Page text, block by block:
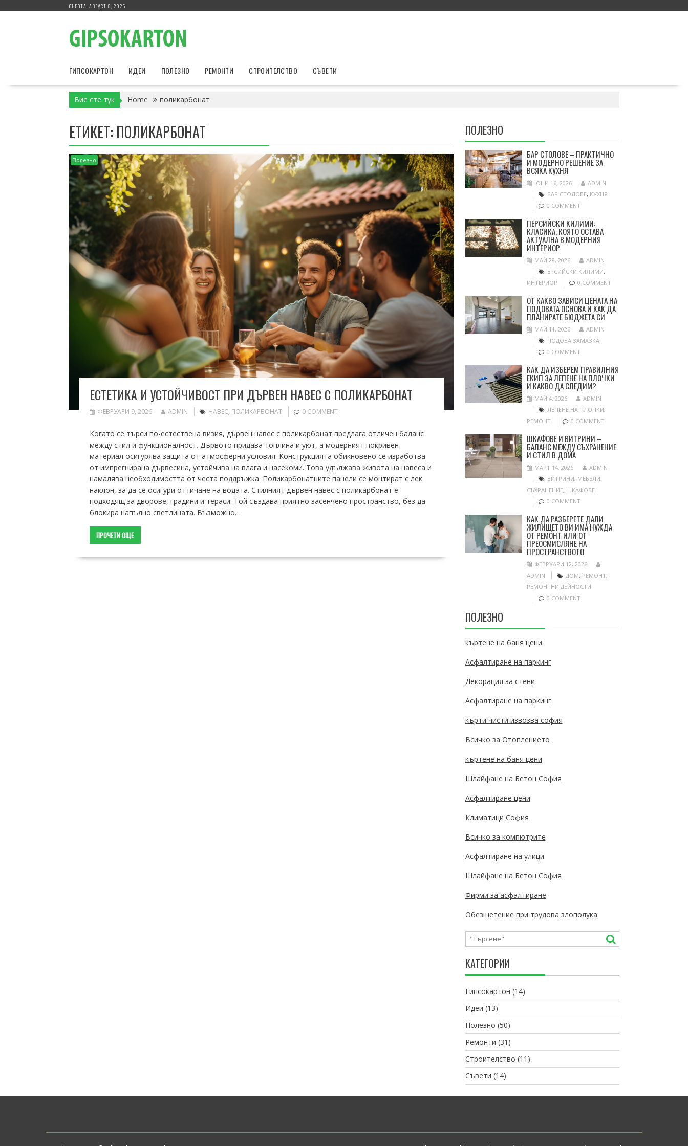
СЪБОТА, АВГУСТ 8, 2026
ГИПСОКАРТОН ИДЕИ ПОЛЕЗНО РЕМОНТИ СТРОИТЕЛСТВО СЪВЕТИ
Вие сте тук Home поликарбонат
ЕТИКЕТ: ПОЛИКАРБОНАТ
Полезно
ЕСТЕТИКА И УСТОЙЧИВОСТ ПРИ ДЪРВЕН НАВЕС С ПОЛИКАРБОНАТ
ФЕВРУАРИ 9, 2026 ADMIN НАВЕС, ПОЛИКАРБОНАТ 0 COMMENT
Когато се търси по-естествена визия, дървен навес с поликарбонат предлага отличен баланс
между стил и функционалност. Дървото придава топлина и уют, а модерният покривен
материал осигурява защита от атмосферни условия. Конструкцията обикновено се изработва
от импрегнирана дървесина, устойчива на влага и насекоми. Това удължава живота на навеса и
намалява необходимостта от честа поддръжка. Поликарбонатните панели се монтират с лек
наклон, за да се осигури оттичане на водата. Стилният дървен навес с поликарбонат е
подходящ за дворове, градини и тераси. Той създава приятно засенчено пространство, без да
блокира напълно светлината. Възможно…
ПРОЧЕТИ ОЩЕ
ПОЛЕЗНО
БАР СТОЛОВЕ – ПРАКТИЧНО
И МОДЕРНО РЕШЕНИЕ ЗА
ВСЯКА КУХНЯ
ЮНИ 16, 2026
ADMIN
БАР СТОЛОВЕ, КУХНЯ
0 COMMENT
ПЕРСИЙСКИ КИЛИМИ:
КЛАСИКА, КОЯТО ОСТАВА
АКТУАЛНА В МОДЕРНИЯ
ИНТЕРИОР
МАЙ 28, 2026
ADMIN
ЕРСИЙСКИ КИЛИМИ,
ИНТЕРИОР
0 COMMENT
ОТ КАКВО ЗАВИСИ ЦЕНАТА НА
ПОДОВАТА ОСНОВА И КАК ДА
ПЛАНИРАТЕ БЮДЖЕТА СИ
МАЙ 11, 2026
ADMIN
ПОДОВА ЗАМАЗКА
0 COMMENT
КАК ДА ИЗБЕРЕМ ПРАВИЛНИЯ
ЕКИП ЗА ЛЕПЕНЕ НА ПЛОЧКИ
И КАКВО ДА СЛЕДИМ?
МАЙ 4, 2026
ADMIN
ЛЕПЕНЕ НА ПЛОЧКИ,
РЕМОНТ
0 COMMENT
ШКАФОВЕ И ВИТРИНИ –
БАЛАНС МЕЖДУ СЪХРАНЕНИЕ
И СТИЛ В ДОМА
МАРТ 14, 2026
ADMIN
ВИТРИНИ, МЕБЕЛИ,
СЪХРАНЕНИЕ, ШКАФОВЕ
0 COMMENT
КАК ДА РАЗБЕРЕТЕ ДАЛИ
ЖИЛИЩЕТО ВИ ИМА НУЖДА
ОТ РЕМОНТ ИЛИ ОТ
ПРЕОСМИСЛЯНЕ НА
ПРОСТРАНСТВОТО
ФЕВРУАРИ 12, 2026
ADMIN
ДОМ, РЕМОНТ,
РЕМОНТНИ ДЕЙНОСТИ
0 COMMENT
ПОЛЕЗНО
къртене на баня цени
Асфалтиране на паркинг
Декорация за стени
Асфалтиране на паркинг
кърти чисти извозва софия
Всичко за Отоплението
къртене на баня цени
Шлайфане на Бетон София
Асфалтиране цени
Климатици София
Всичко за компютрите
Асфалтиране на улици
Шлайфане на Бетон София
Фирми за асфалтиране
Обезщетение при трудова злополука
КАТЕГОРИИ
Гипсокартон (14)
Идеи (13)
Полезно (50)
Ремонти (31)
Строителство (11)
Съвети (14)